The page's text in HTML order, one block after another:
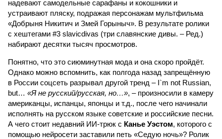
надевают самодельные сарафаны и кокошники и
устраивают пляску, подражая персонажам мультфильма
«Добрыня Никитич и Змей Горыныч». В результате ролики
с хештегами #3 slavicdivas (три славянские дивы. – Ред.)
набирают десятки тысяч просмотров.
Понятно, что это сиюминутная мода и она скоро пройдёт.
Однако можно вспомнить, как полгода назад запрещённую
в России соцсеть разрывал другой тренд – I`m not Russian,
but… «Я не русский/русская, но…», – произносили в камеру
американцы, испанцы, японцы и т.д., после чего начинали
исполнять на русском языке советские и российские песни.
А чего стоит недавний ИИ-трюк с Канье Уэстом, которого с
помощью нейросети заставили петь «Седую ночь»? Ролик